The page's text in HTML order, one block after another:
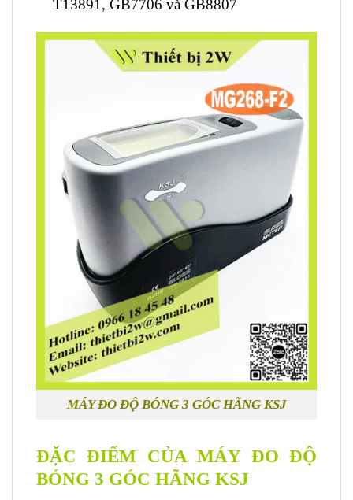
T13891, GB7706 và GB8807
MÁY ĐO ĐỘ BÓNG 3 GÓC HÃNG KSJ
ĐẶC ĐIỂM CỦA MÁY ĐO ĐỘ
BÓNG 3 GÓC HÃNG KSJ